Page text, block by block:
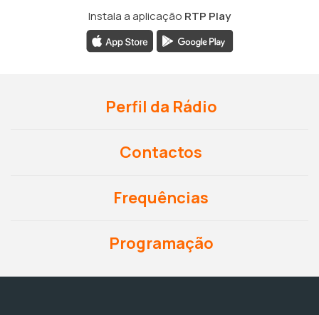
Instala a aplicação RTP Play
Perfil da Rádio
Contactos
Frequências
Programação